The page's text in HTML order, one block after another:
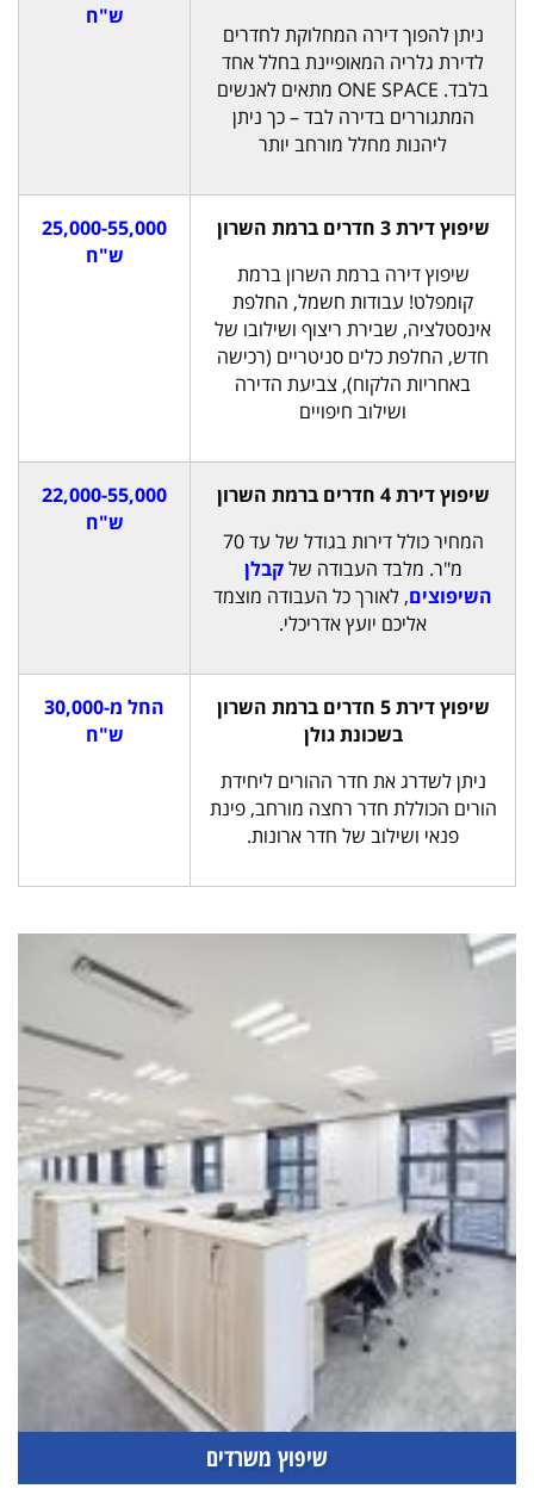
ניתן להפוך דירה המחלוקת לחדרים
לדירת גלריה המאופיינת בחלל אחד
בלבד. ONE SPACE מתאים לאנשים
המתגוררים בדירה לבד – כך ניתן
ליהנות מחלל מורחב יותר
ש"ח
שיפוץ דירת 3 חדרים ברמת השרון
שיפוץ דירה ברמת השרון ברמת
קומפלט! עבודות חשמל, החלפת
אינסטלציה, שבירת ריצוף ושילובו של
חדש, החלפת כלים סניטריים (רכישה
באחריות הלקוח), צביעת הדירה
ושילוב חיפויים
25,000-55,000
ש"ח
שיפוץ דירת 4 חדרים ברמת השרון
המחיר כולל דירות בגודל של עד 70
מ"ר. מלבד העבודה שלקבלן
השיפוצים, לאורך כל העבודה מוצמד
אליכם יועץ אדריכלי.
22,000-55,000
ש"ח
שיפוץ דירת 5 חדרים ברמת השרון
בשכונת גולן
ניתן לשדרג את חדר ההורים ליחידת
הורים הכוללת חדר רחצה מורחב, פינת
פנאי ושילוב של חדר ארונות.
החל מ-30,000
ש"ח
שיפוץ משרדים